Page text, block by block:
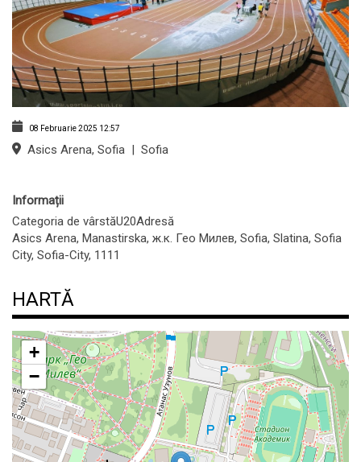
08 Februarie 2025 12:57
Asics Arena, Sofia | Sofia
Informații
Categoria de vârstăU20Adresă
Asics Arena, Manastirska, ж.к. Гео Милев, Sofia, Slatina, Sofia
City, Sofia-City, 1111
HARTĂ
+
−